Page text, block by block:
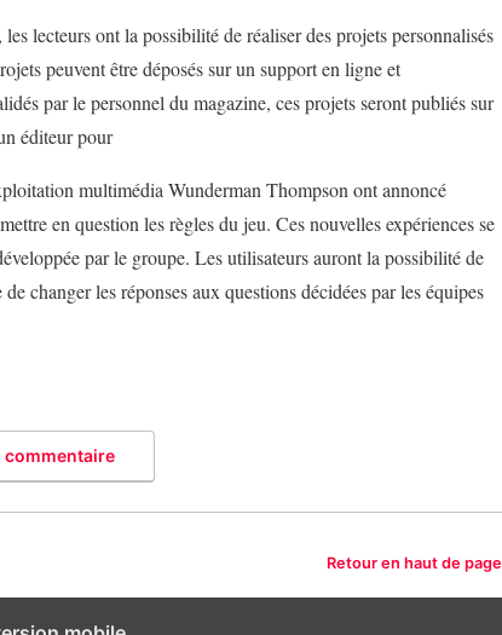
lecteurs ont la possibilité de réaliser des projets personnalisés
peuvent être déposés sur un support en ligne et
par le personnel du magazine, ces projets seront publiés sur
éditeur pour
multimédia Wunderman Thompson ont annoncé
en question les règles du jeu. Ces nouvelles expériences se
par le groupe. Les utilisateurs auront la possibilité de
changer les réponses aux questions décidées par les équipes
commentaire
Retour en haut de page